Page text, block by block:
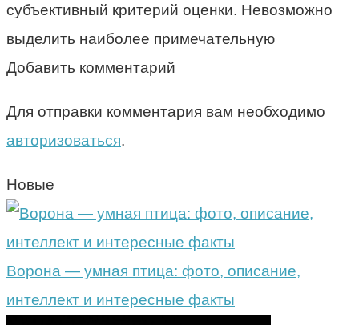
субъективный критерий оценки. Невозможно
выделить наиболее примечательную
Добавить комментарий
Для отправки комментария вам необходимо
авторизоваться.
Новые
Ворона — умная птица: фото, описание,
интеллект и интересные факты